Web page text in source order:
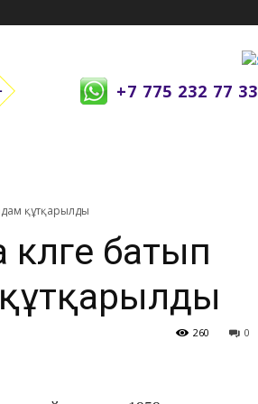
+7 775 232 77 33
құтқарылды
батып
0
260